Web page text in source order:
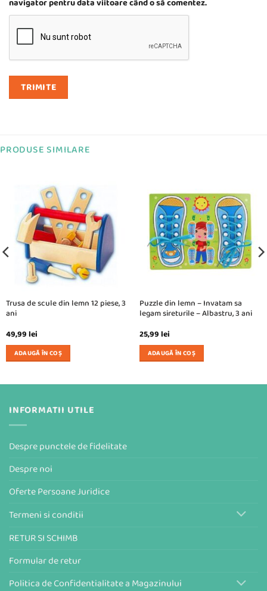
PRODUSE SIMILARE
Trusa de scule din lemn 12 piese, 3
ani
49,99lei
ADAUGĂ ÎN COȘ
Puzzle din lemn – Invatam sa
legam sireturile – Albastru, 3 ani
25,99lei
ADAUGĂ ÎN COȘ
INFORMATII UTILE
Despre punctele de fidelitate
Despre noi
Oferte Persoane Juridice
Termeni si conditii
RETUR SI SCHIMB
Formular de retur
Politica de Confidentialitate a Magazinului